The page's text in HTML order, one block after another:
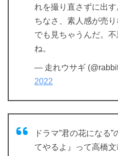
れを撮り直さずに出
ちなさ、素人感が売り
でも見ちゃうんだ。
ね。
— 走れウサギ
2022
ドラマ”君の花になる
てやるよ』って高橋